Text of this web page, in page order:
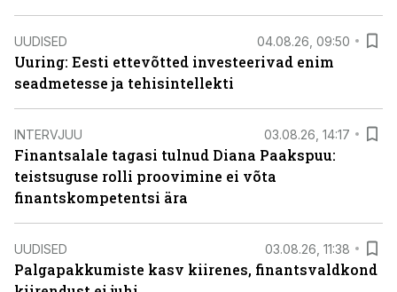
UUDISED 04.08.26, 09:50
Uuring: Eesti ettevõtted investeerivad enim
seadmetesse ja tehisintellekti
INTERVJUU 03.08.26, 14:17
Finantsalale tagasi tulnud Diana Paakspuu:
teistsuguse rolli proovimine ei võta
finantskompetentsi ära
UUDISED 03.08.26, 11:38
Palgapakkumiste kasv kiirenes, finantsvaldkond